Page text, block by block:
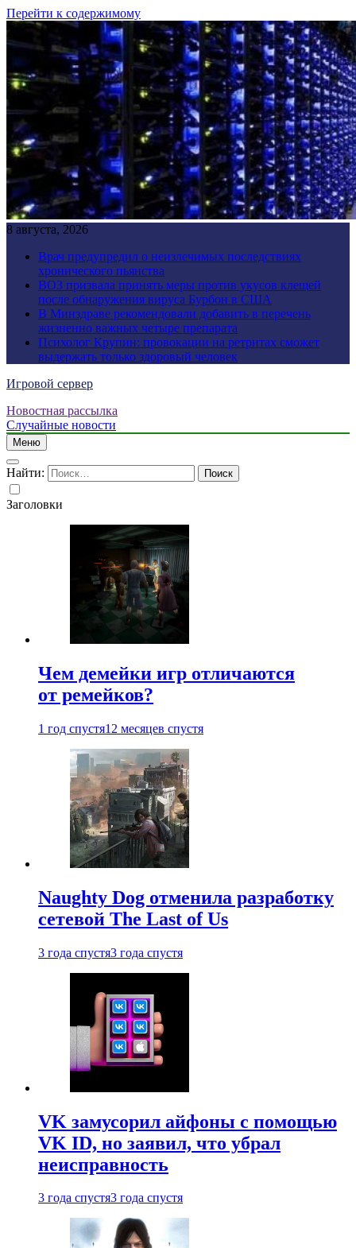
Перейти к содержимому
8 августа, 2026
Врач предупредил о неизлечимых последствиях
хронического пьянства
ВОЗ призвала принять меры против укусов клещей
после обнаружения вируса Бурбон в США
В Минздраве рекомендовали добавить в перечень
жизненно важных четыре препарата
Психолог Крупин: провокации на ретритах сможет
выдержать только здоровый человек
Игровой сервер
Новостная рассылка
Случайные новости
Меню
Найти:
Заголовки
Чем демейки игр отличаются
от ремейков?
1 год спустя12 месяцев спустя
Naughty Dog отменила разработку
сетевой The Last of Us
3 года спустя3 года спустя
VK замусорил айфоны с помощью
VK ID, но заявил, что убрал
неисправность
3 года спустя3 года спустя